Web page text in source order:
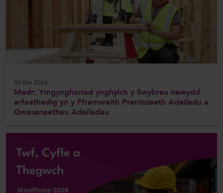
30 Gor 2026
Medr: Ymgynghoriad ynghylch y llwybrau newydd
arfaethedig yn y Fframwaith Prentisiaeth Adeiladu a
Gwasanaethau Adeiladau